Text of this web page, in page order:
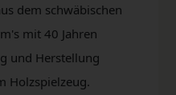
dem schwäbischen
mit 40 Jahren
und Herstellung
Holzspielzeug.